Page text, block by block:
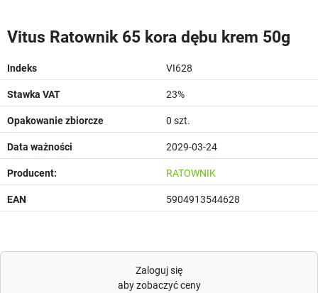
Vitus Ratownik 65 kora dębu krem 50g
Indeks VI628
Stawka VAT 23%
Opakowanie zbiorcze 0 szt.
Data ważności 2029-03-24
Producent: RATOWNIK
EAN 5904913544628
Zaloguj się
aby zobaczyć ceny